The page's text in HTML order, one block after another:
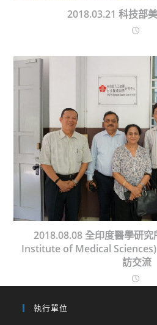
2018.03.21 科技部
2018.08.08 全印度醫學研
Institute of Medical
訪交流
執行單位